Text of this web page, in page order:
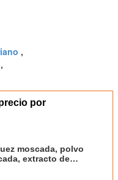
,
,
por
moscada, polvo
extracto de